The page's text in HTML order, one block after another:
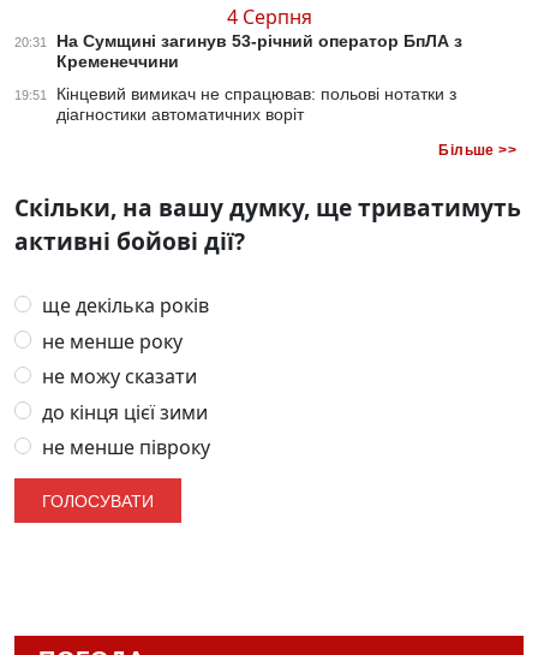
4 Серпня
20:31
На Сумщині загинув 53-річний оператор БпЛА з
Кременеччини
19:51
Кінцевий вимикач не спрацював: польові нотатки з
діагностики автоматичних воріт
Більше >>
Скільки, на вашу думку, ще триватимуть
активні бойові дії?
ще декілька років
не менше року
не можу сказати
до кінця цієї зими
не менше півроку